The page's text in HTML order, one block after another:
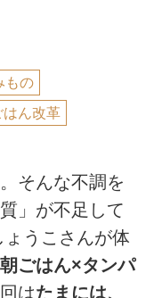
もの
はん改革
そんな不調を
」が不足して
うこさんが体
朝ごはん×タンパ
はたまには、